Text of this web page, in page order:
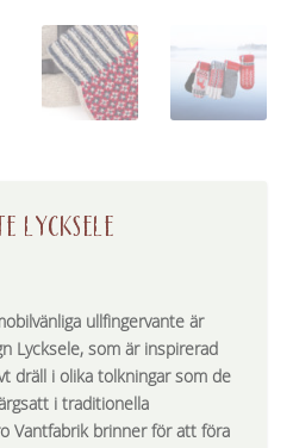
LYCKSELE
ullfingervante är
Lycksele, som är inspirerad
dräll i olika tolkningar som de
i traditionella
Vantfabrik brinner för att föra